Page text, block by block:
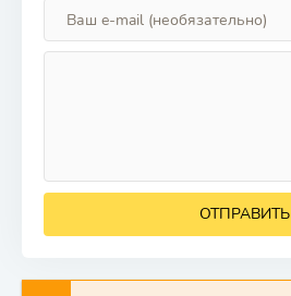
ОТПРАВИТЬ